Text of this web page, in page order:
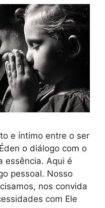
e íntimo entre o ser
o diálogo com o
essência. Aqui é
pessoal. Nosso
nos convida
com Ele